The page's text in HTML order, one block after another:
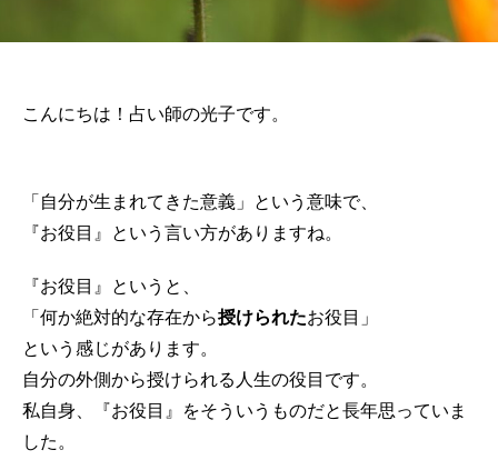
こんにちは！占い師の光子です。
「自分が生まれてきた意義」という意味で、
『お役目』という言い方がありますね。
『お役目』というと、
「何か絶対的な存在から授けられたお役目」
という感じがあります。
自分の外側から授けられる人生の役目です。
私自身、『お役目』をそういうものだと長年思っていま
した。